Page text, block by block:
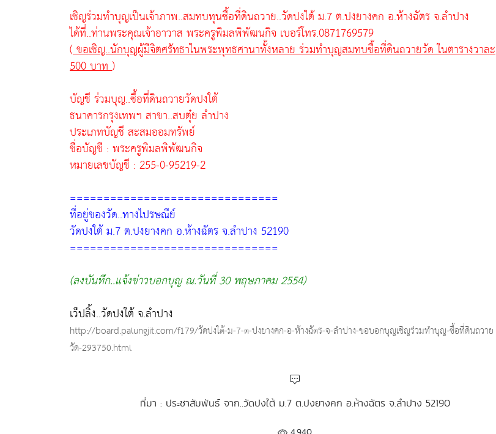
เชิญร่วมทำบุญเป็นเจ้าภาพ..สมทบทุนซื้อที่ดินถวาย..วัดปงใต้ ม.7 ต.ปงยางคก อ.ห้างฉัตร จ.ลำปาง
ได้ที่..ท่านพระคุณเจ้าอาวาส พระครูพิมลพิพัฒนกิจ เบอร์โทร.0871769579
(ขอเชิญ..นักบุญผู้มีจิตศรัทธาในพระพุทธศานาทั้งหลาย ร่วมทำบุญสมทบซื้อที่ดินถวายวัด ในตารางวาละ
500 บาท)
บัญชี ร่วมบุญ..ซื้อที่ดินถวายวัดปงใต้
ธนาคารกรุงเทพฯ สาขา..สบตุ๋ย ลำปาง
ประเภทบัญชี สะสมออมทรัพย์
ชื่อบัญชี : พระครูพิมลพิพัฒนกิจ
หมายเลขบัญชี : 255-0-95219-2
===============================
ที่อยู่ของวัด..ทางไปรษณีย์
วัดปงใต้ ม.7 ต.ปงยางคก อ.ห้างฉัตร จ.ลำปาง 52190
===============================
(ลงบันทึก..แจ้งข่าวบอกบุญ ณ.วันที่ 30 พฤษภาคม 2554)
เว็ปลิ้ง..วัดปงใต้ จ.ลำปาง
http://board.palungjit.com/f179/วัดปงใต้-ม-7-ต-ปงยางคก-อ-ห้างฉัตร-จ-ลำปาง-ขอบอกบุญเชิญร่วมทำบุญ-ซื้อที่ดินถวาย
วัด-293750.html
ที่มา : ประชาสัมพันธ์ จาก..วัดปงใต้ ม.7 ต.ปงยางคก อ.ห้างฉัตร จ.ลำปาง 52190
4,940